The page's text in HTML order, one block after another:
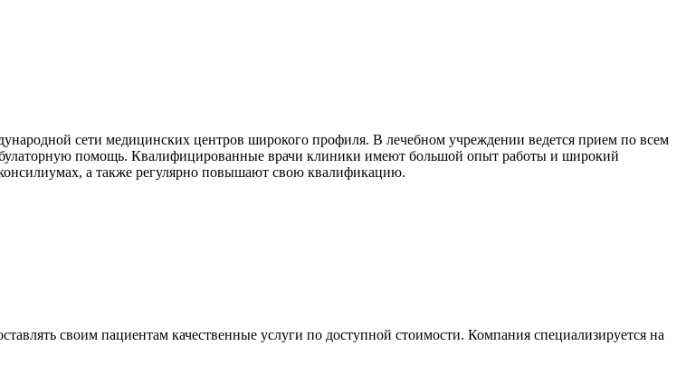
сети медицинских центров широкого профиля. В лечебном учреждении ведется прием по всем
помощь. Квалифицированные врачи клиники имеют большой опыт работы и широкий
а также регулярно повышают свою квалификацию.
своим пациентам качественные услуги по доступной стоимости. Компания специализируется на